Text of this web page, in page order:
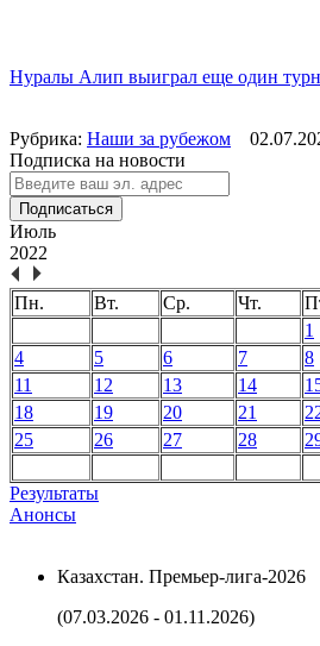
Нуралы Алип выиграл еще один
Рубрика: Наши за рубежом
Подписка на новости
Подписаться
Июль
2022
Пн. Вт. Ср. Чт.
1
4
5 6 7 8
11
12 13 14
18
19 20 21
25
26 27 28
Результаты
Анонсы
Казахстан. Премьер-лига-2026
(07.03.2026 - 01.11.2026)